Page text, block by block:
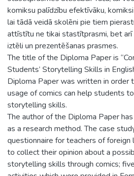
komiksu palīdzību efektīvāku,
lai tādā veidā skolēni pie tiem
attīstītu ne tikai stastītprasmi, bet arī
iztēli un prezentēšanas prasmes.
The title of the Diploma Paper is
Students’ Storytelling Skills in
Diploma Paper was written in order
usage of comics can help students
storytelling skills.
The author of the Diploma Paper
as a research method. The case
questionnaire for teachers of foreign
to collect their opinion about a
storytelling skills through comics;